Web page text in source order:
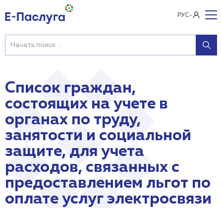
РУС
Список граждан,
состоящих на учете в
органах по труду,
занятости и социальной
защите, для учета
расходов, связанных с
предоставлением льгот по
оплате услуг электросвязи